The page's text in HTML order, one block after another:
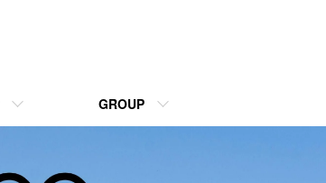
GROUP